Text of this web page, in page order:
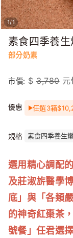
1/1
素食四季養
部分奶素
市價: $ 3,780 元
優惠 任選3箱
規格 素食四季養生
選用精心調配
及莊淑旂醫學
底」與「各類
的神奇紅棗茶
號餐」任君選